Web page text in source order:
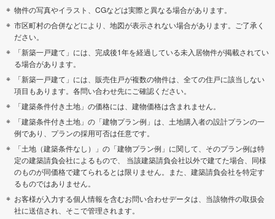
物件の写真やイラスト、CGなどは実際と異なる場合があります。
市区町村の合併などにより、地図が表示されない場合があります。ご了承く
ださい。
「新築一戸建て」には、完成後1年を経過している未入居物件が掲載されてい
る場合があります。
「新築一戸建て」には、販売住戸が複数の物件は、全ての住戸に該当しない
項目もあります。各問い合わせ先にご確認ください。
「建築条件付き土地」の価格には、建物価格は含まれません。
「建築条件付き土地」の「建物プラン例」は、土地購入者の設計プランの一
例であり、プランの採用可否は任意です。
「土地（建築条件なし）」の「建物プラン例」に関して、そのプラン例は特
定の建築請負会社によるもので、 当該建築請負会社以外で建てた場合、同様
のものが同価格で建てられるとは限りません。また、建築請負会社を特定す
るものではありません。
お客様が入力する個人情報を含むお問い合わせデータは、当該物件の取扱会
社に送信され、そこで管理されます。